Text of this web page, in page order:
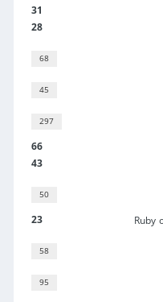
31
28
68
45
297
66
43
50
23
58
95